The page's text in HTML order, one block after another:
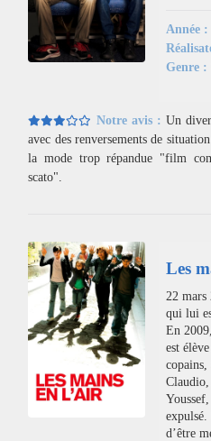
Année :
Genre :
Notre avis : Un
avec des renversements de
la mode trop répandue "film
scato".
Les
22 mars
qui lui
En
est
copains,
d’être